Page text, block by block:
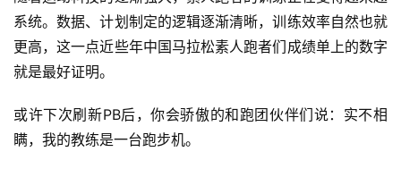
系统。数据、计划制定的逻辑逐渐清晰，训练效率自然也就
更高，这一点近些年中国马拉松素人跑者们成绩单上的数字
就是最好证明。
或许下次刷新PB后，你会骄傲的和跑团伙伴们说：实不相
瞒，我的教练是一台跑步机。